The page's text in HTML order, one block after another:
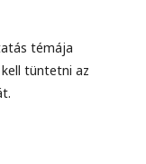
témája
tüntetni az